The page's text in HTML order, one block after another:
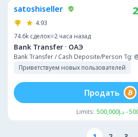
satoshiseller
4.93
74.6k сделок 2 часа назад
Bank Transfer · ОАЭ
Bank Transfer / Cash Deposite/Person Tg:
Приветствуем новых пользователей
Limits:
Продать